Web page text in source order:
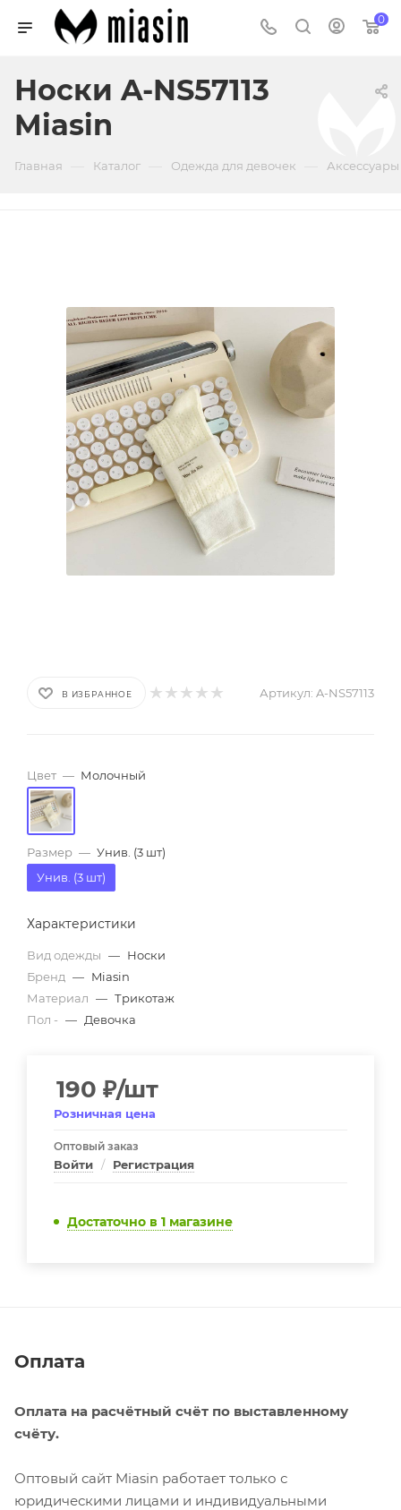
0
Носки A-NS57113
Miasin
Главная Каталог Одежда для девочек
В ИЗБРАННОЕ Артикул: A-NS57113
Цвет — Молочный
Размер — Унив. (3 шт)
Унив. (3 шт)
Характеристики
Вид одежды — Носки
Бренд — Miasin
Материал — Трикотаж
Пол - — Девочка
190 ₽/шт
Розничная цена
Оптовый заказ
Войти / Регистрация
Достаточно в 1 магазине
Оплата
Оплата на расчётный счёт по выставленному
счёту.
Оптовый сайт Miasin работает только с
юридическими лицами и индивидуальными